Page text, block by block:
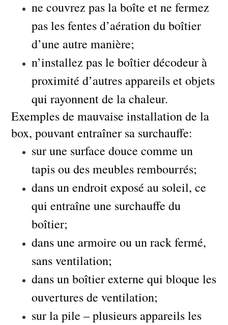
ne couvrez pas la boîte et ne fermez
pas les fentes d’aération du boîtier
d’une autre manière;
n’installez pas le boîtier décodeur à
proximité d’autres appareils et objets
qui rayonnent de la chaleur.
Exemples de mauvaise installation de la
box, pouvant entraîner sa surchauffe:
sur une surface douce comme un
tapis ou des meubles rembourrés;
dans un endroit exposé au soleil, ce
qui entraîne une surchauffe du
boîtier;
dans une armoire ou un rack fermé,
sans ventilation;
dans un boîtier externe qui bloque les
ouvertures de ventilation;
sur la pile – plusieurs appareils les